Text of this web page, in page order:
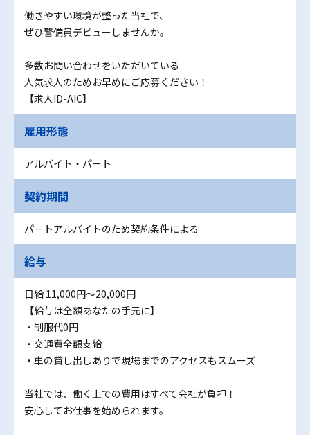
働きやすい環境が整った当社で、
ぜひ警備員デビューしませんか。
多数お問い合わせをいただいている
人気求人のためお早めにご応募ください！
【求人ID-AIC】
雇用形態
アルバイト・パート
契約期間
パートアルバイトのため契約条件による
給与
日給 11,000円〜20,000円
【給与は全額あなたの手元に】
・制服代0円
・交通費全額支給
・車の貸し出しありで現場までのアクセスもスムーズ
当社では、働く上での費用はすべて会社が負担！
安心してお仕事を始められます。